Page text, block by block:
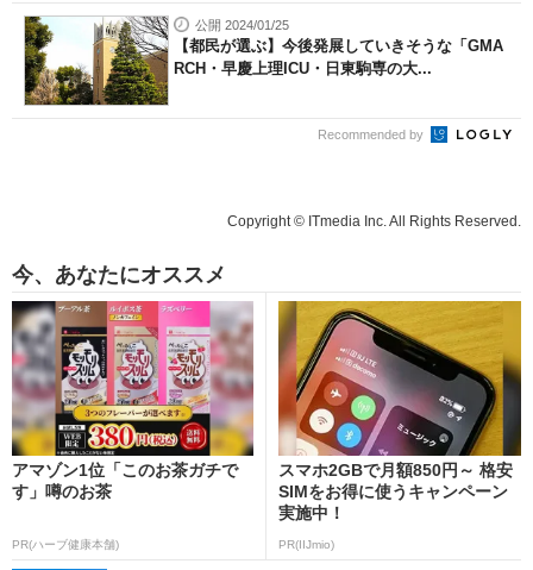
公開 2024/01/25
【都民が選ぶ】今後発展していきそうな「GMA
RCH・早慶上理ICU・日東駒専の大...
Recommended by
Copyright © ITmedia Inc. All Rights Reserved.
今、あなたにオススメ
アマゾン1位「このお茶ガチで
す」噂のお茶
PR(ハーブ健康本舗)
スマホ2GBで月額850円～ 格安
SIMをお得に使うキャンペーン
実施中！
PR(IIJmio)